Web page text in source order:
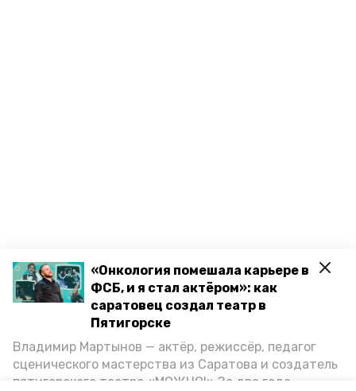
«Онкология помешала карьере в
ФСБ, и я стал актёром»: как
саратовец создал театр в
Пятигорске
Владимир Мартынов — актёр, режиссёр, педагог
сценического мастерства из Саратова и создатель
пятигорского театра «МОЖНО!» За два года